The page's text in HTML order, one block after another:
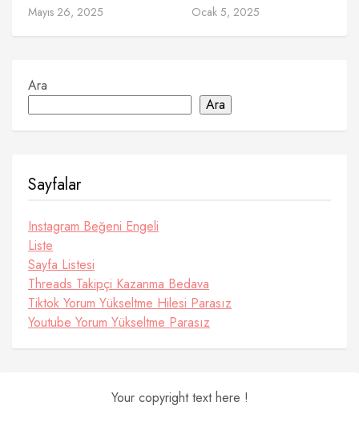
Mayıs 26, 2025 Ocak 5, 2025
Ara
Ara
Sayfalar
Instagram Beğeni Engeli
Liste
Sayfa Listesi
Threads Takipçi Kazanma Bedava
Tiktok Yorum Yükseltme Hilesi Parasız
Youtube Yorum Yükseltme Parasız
Your copyright text here !